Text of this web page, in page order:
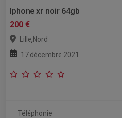
Iphone xr noir 64gb
200 €
Lille,Nord
17 décembre 2021
Téléphonie